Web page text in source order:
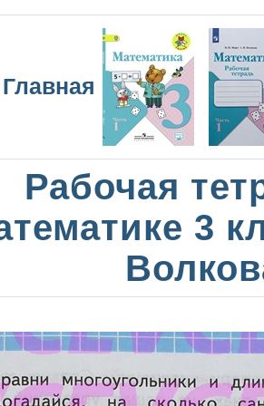
Главная
Рабочая
3